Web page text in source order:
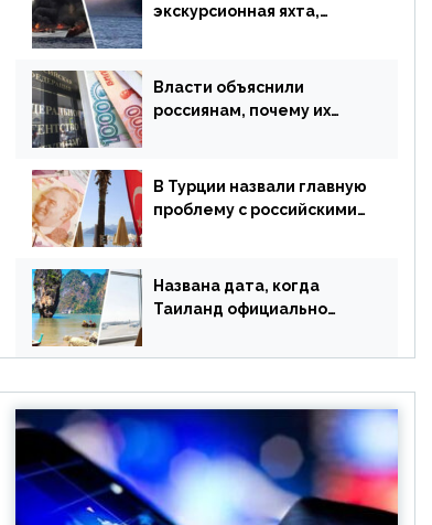
экскурсионная яхта,
Власти объяснили
россиянам, почему их
В Турции назвали главную
проблему с российскими
Названа дата, когда
Таиланд официально
ограничения